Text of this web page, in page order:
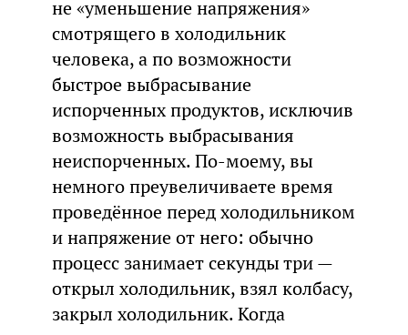
не «уменьшение напряжения»
смотрящего в холодильник
человека, а по возможности
быстрое выбрасывание
испорченных продуктов, исключив
возможность выбрасывания
неиспорченных. По-моему, вы
немного преувеличиваете время
проведённое перед холодильником
и напряжение от него: обычно
процесс занимает секунды три —
открыл холодильник, взял колбасу,
закрыл холодильник. Когда